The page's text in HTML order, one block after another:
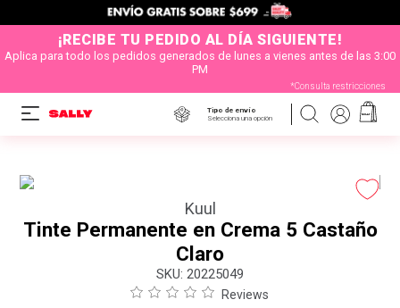
¡RECIBE TU PEDIDO AL DÍA SIGUIENTE!
Aplica para todo los pedidos generados de lunes a vienes antes de las 3:00
PM
*Consulta restricciones
Tipo de envío
Selecciona una opción
Kuul
Tinte Permanente en Crema 5 Castaño
Claro
: 20225049
Reviews